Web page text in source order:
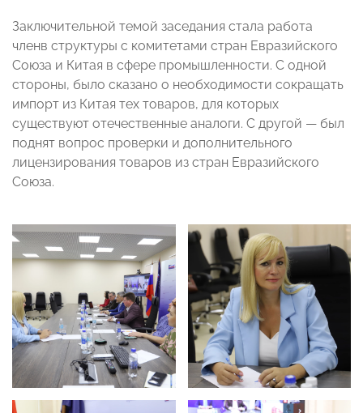
Заключительной темой заседания стала работа
членв структуры с комитетами стран Евразийского
Союза и Китая в сфере промышленности. С одной
стороны, было сказано о необходимости сокращать
импорт из Китая тех товаров, для которых
существуют отечественные аналоги. С другой — был
поднят вопрос проверки и дополнительного
лицензирования товаров из стран Евразийского
Союза.